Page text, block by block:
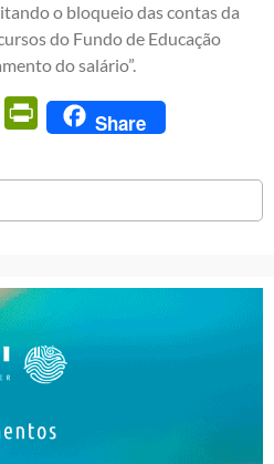
o bloqueio das contas da
do Fundo de Educação
do salário”.
Email PrintFriendly
Share